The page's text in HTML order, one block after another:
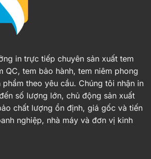
in trực tiếp chuyên sản xuất tem
QC, tem bảo hành, tem niêm phong
phẩm theo yêu cầu. Chúng tôi nhận in
số lượng lớn, chủ động sản xuất
chất lượng ổn định, giá gốc và tiến
nghiệp, nhà máy và đơn vị kinh